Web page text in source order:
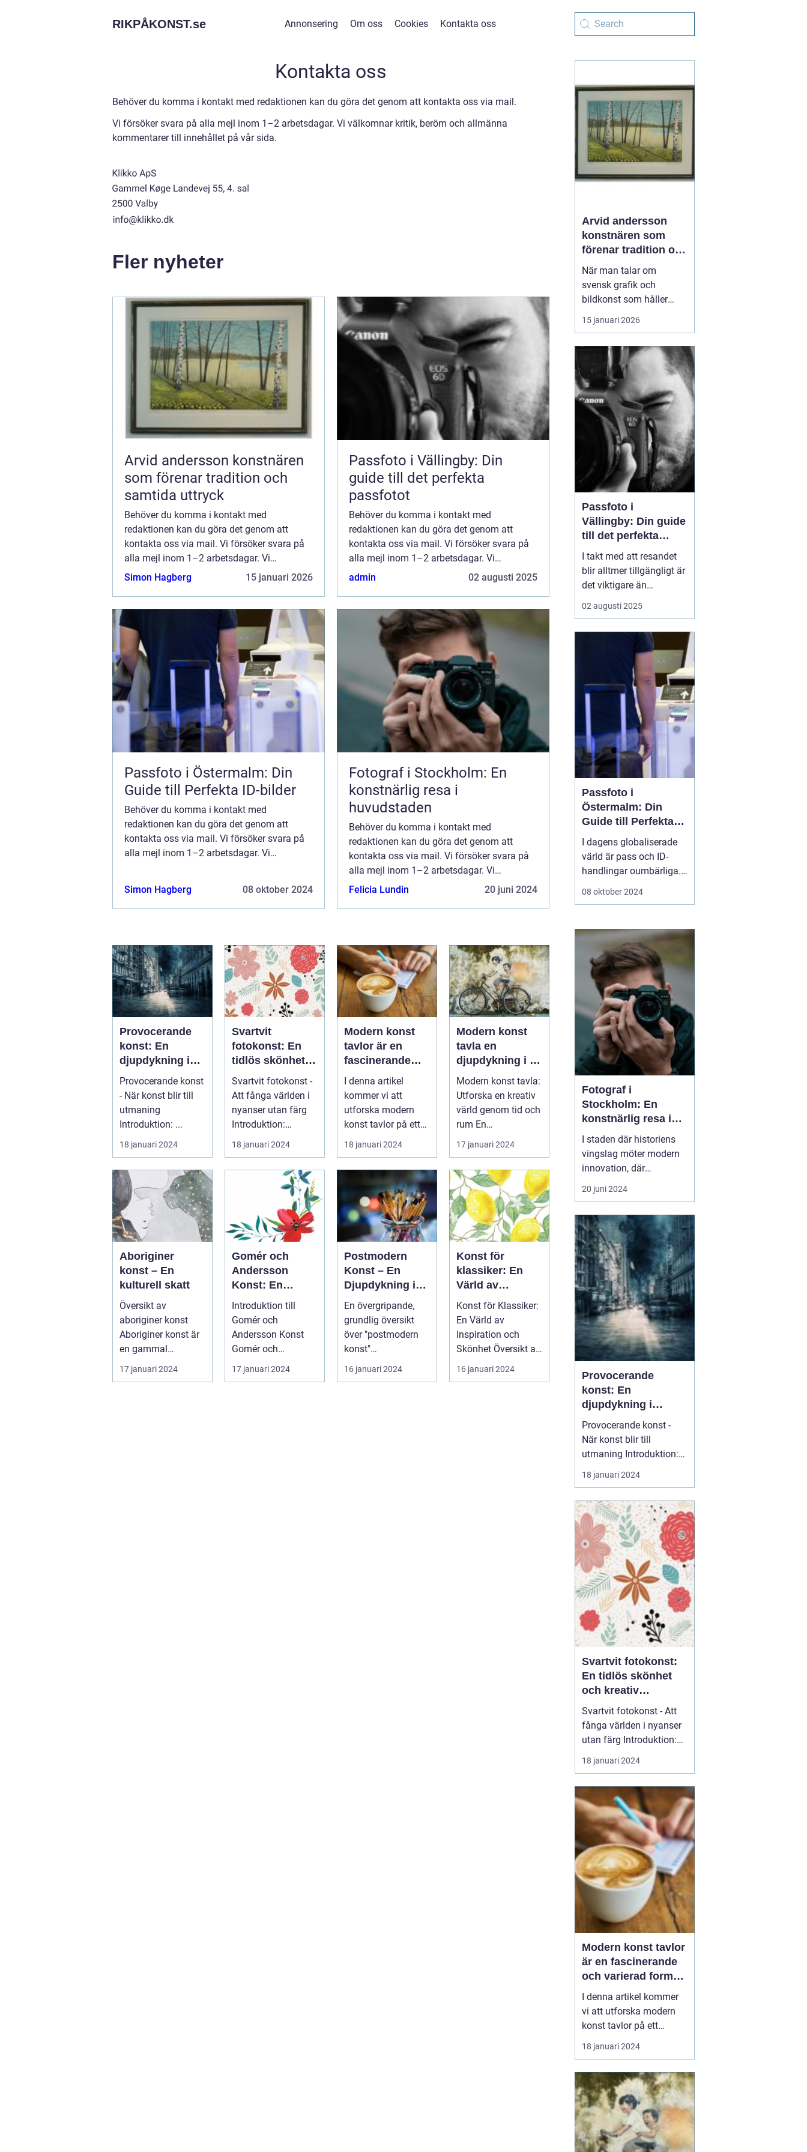
RIKPÅKONST.se Annonsering Om oss Cookies Kontakta oss
Kontakta oss
Behöver du komma i kontakt med redaktionen kan du göra det genom att kontakta oss via mail.
Vi försöker svara på alla mejl inom 1–2 arbetsdagar. Vi välkomnar kritik, beröm och allmänna
kommentarer till innehållet på vår sida.
Fler nyheter
Arvid andersson konstnären
som förenar tradition och
samtida uttryck
Behöver du komma i kontakt med
redaktionen kan du göra det genom att
kontakta oss via mail. Vi försöker svara på
alla mejl inom 1–2 arbetsdagar. Vi
välkomnar kritik, beröm och allmänna
Simon Hagberg 15 januari 2026
Passfoto i Vällingby: Din
guide till det perfekta
passfotot
Behöver du komma i kontakt med
redaktionen kan du göra det genom att
kontakta oss via mail. Vi försöker svara på
alla mejl inom 1–2 arbetsdagar. Vi
välkomnar kritik, beröm och allmänna
admin 02 augusti 2025
Passfoto i Östermalm: Din
Guide till Perfekta ID-bilder
Behöver du komma i kontakt med
redaktionen kan du göra det genom att
kontakta oss via mail. Vi försöker svara på
alla mejl inom 1–2 arbetsdagar. Vi
Simon Hagberg 08 oktober 2024
Fotograf i Stockholm: En
konstnärlig resa i
huvudstaden
Behöver du komma i kontakt med
redaktionen kan du göra det genom att
kontakta oss via mail. Vi försöker svara på
alla mejl inom 1–2 arbetsdagar. Vi
välkomnar kritik, beröm och allmänna
Felicia Lundin 20 juni 2024
Provocerande
konst: En
djupdykning i
utmanande
formgivning
Provocerande konst
- När konst blir till
utmaning
Introduktion: ...
18 januari 2024
Svartvit
fotokonst: En
tidlös skönhet
och kreativ
uttrycksform
Svartvit fotokonst -
Att fånga världen i
nyanser utan färg
Introduktion:
Svartvit fotokonst
har län...
18 januari 2024
Modern konst
tavlor är en
fascinerande
och varierad
form av
konstuttryck
som lockar till
konstnärer och
konstälskare
från hela
världen
I denna artikel
kommer vi att
utforska modern
konst tavlor på ett
grundligt sätt,
inklusive en överg...
18 januari 2024
Modern konst
tavla en
djupdykning i en
kreativ värld
Modern konst tavla:
Utforska en kreativ
värld genom tid och
rum En
övergripande,
grundlig översikt...
17 januari 2024
Aboriginer
konst – En
kulturell skatt
Översikt av
aboriginer konst
Aboriginer konst är
en gammal
konstform som
härstammar från
17 januari 2024
Gomér och
Andersson
Konst: En
Översikt över
Konstformen
Introduktion till
Gomér och
Andersson Konst
Gomér och
Andersson Konst är
en konstform som
17 januari 2024
Postmodern
Konst – En
Djupdykning i
Det
Förunderliga
Konstuttrycket
En övergripande,
grundlig översikt
över "postmodern
konst"
Postmodernism
inom konsten är en
16 januari 2024
Konst för
klassiker: En
Värld av
Inspiration och
Skönhet
Konst för Klassiker:
En Värld av
Inspiration och
Skönhet Översikt av
Konst för Klassiker
Konst fö...
16 januari 2024
Arvid andersson
konstnären som
förenar tradition och
samtida uttryck
När man talar om
svensk grafik och
bildkonst som håller
både hantverk och
uttryck i fokus dyker
ofta upp. Hans verk rör
sig mellan det
stillsamma och det
kraftfulla, med motiv
som både kä...
15 januari 2026
Passfoto i
Vällingby: Din guide
till det perfekta
passfotot
I takt med att resandet
blir alltmer tillgängligt är
det viktigare än
någonsin att ha ett
uppdaterat pass redo. En
passansökningsprocess
en är att ha ett korrekt
passfoto. Om du
befinner dig i V&aum...
02 augusti 2025
Passfoto i
Östermalm: Din
Guide till Perfekta
ID-bilder
I dagens globaliserade
värld är pass och ID-
handlingar oumbärliga.
Oavsett om det är för
ändamål, är ett korrekt
passfoto en
nödvändighet. För ...
08 oktober 2024
Fotograf i
Stockholm: En
konstnärlig resa i
huvudstaden
I staden där historiens
vingslag möter modern
innovation, där
drottningens slott
speglar sig i glittrande
skärgårdens skönhet
ringlar sig in i urbana
neondrömmar, där finner
vi en...
20 juni 2024
Provocerande
konst: En
djupdykning i
utmanande
formgivning
Provocerande konst -
När konst blir till
utmaning Introduktion:
Provocerande konst är
en...
18 januari 2024
Svartvit fotokonst:
En tidlös skönhet
och kreativ
uttrycksform
Svartvit fotokonst - Att
fånga världen i nyanser
utan färg Introduktion:
Svartvit fotokonst har
länge fascinerat
tidlösa skönhet och
förmåga att förmedla
känslor och uttryck på
ett unikt sätt. I denna
artikel kommer vi att ge
en gr...
18 januari 2024
Modern konst tavlor
är en fascinerande
och varierad form
av konstuttryck som
lockar till sig både
konstnärer och
konstälskare från
hela världen
I denna artikel kommer
vi att utforska modern
konst tavlor på ett
grundligt sätt, inklusive
en övergripande översikt,
typer av modern konst
tavlor och deras
popularitet, kvantitativa
mätningar, skillnader
mellan olika konstve...
18 januari 2024